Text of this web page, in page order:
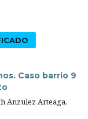
Caso barrio 9
Anzulez Arteaga,